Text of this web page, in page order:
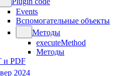
Events
Вспомогательные объекты
Методы
executeMethod
Методы
и PDF
2024